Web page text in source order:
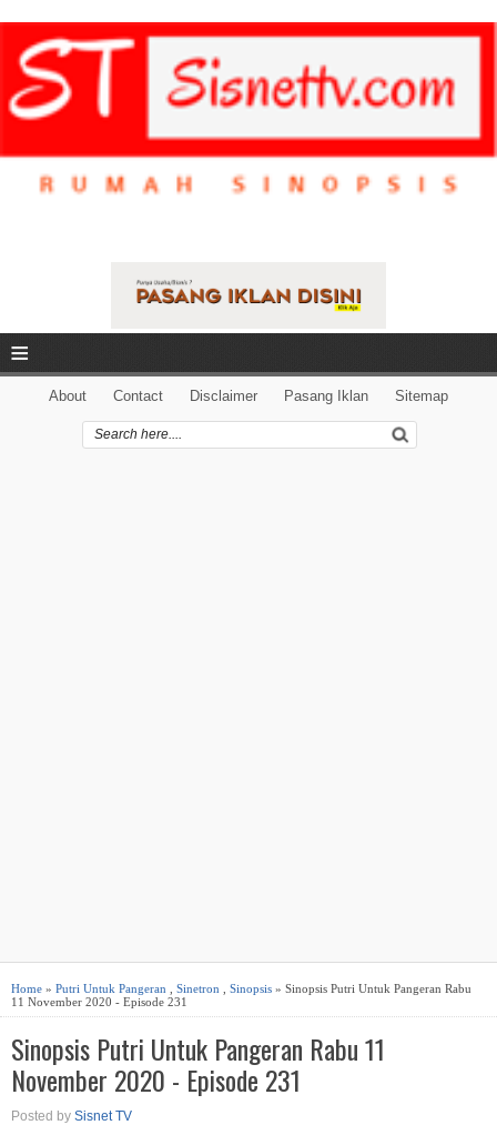
≡
About Contact Disclaimer Pasang Iklan Sitemap
Home » Putri Untuk Pangeran Sinetron Sinopsis » Sinopsis Putri Untuk Pangeran Rabu
11 November 2020 - Episode 231
Sinopsis Putri Untuk Pangeran Rabu 11
November 2020 - Episode 231
Posted by Sisnet TV